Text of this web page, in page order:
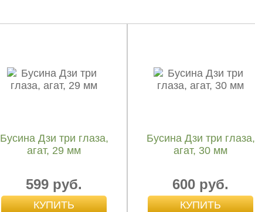
агат, 35 мм
агат, 55 мм
Бусина Дзи три глаза,
агат, 29 мм
599 руб.
Бусина Дзи три глаза,
агат, 30 мм
600 руб.